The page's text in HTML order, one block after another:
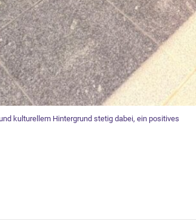
kulturellem Hintergrund stetig dabei, ein positives